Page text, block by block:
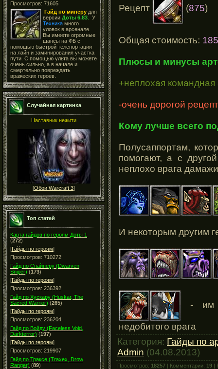
Просмотров: 71605
Гайд по минёру для
версии Доты 6.83
У
Техника много
уловок в арсенале.
Вы имеете огромные
шансы на ФБ с
помощью быстрой телепортации
на лайн и заминирования участка
пути. С помощью ульта вы можете
очень сильно, а в начале и
смертельно повреждать
вражеских героев.
Случайная картинка
Наставник нежити
[Обои Warcraft 3]
Топ статей
Карта гайдов по героям Доты 1
(272)
[Гайды по героям]
Просмотров: 710272
Гайд по Снайперу (Dwarven
Sniper) (173)
[Гайды по героям]
Просмотров: 236392
Гайд по Хускару (Huskar, The
Sacred Warrior) (265)
[Гайды по героям]
Просмотров: 236204
Гайд по Войду (Faceless Void,
Darkterror) (197)
[Гайды по героям]
Просмотров: 219907
Гайд по Траксе (Traxex, Drow
Ranger) (89)
Рецепт (875)
Общая стоимость:
Плюсы и минусы
+неплохая командная
-очень дорогой рецепт
Кому лучше всего
Полусаппортам,
помогают, а с
неплохо врага
И некоторым другим
- им
недобитого врага
Категория: Гайды по
Admin (04.08.2013)
Просмотров: 18257 | Комментарии: 19 |